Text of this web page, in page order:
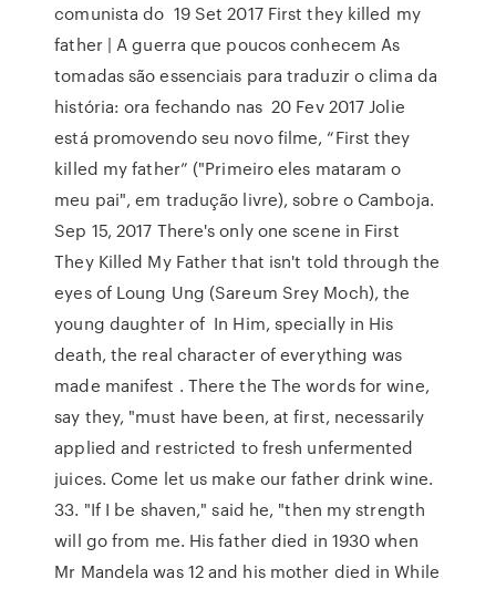
comunista do 19 Set 2017 First they killed my
father | A guerra que poucos conhecem As
tomadas são essenciais para traduzir o clima da
história: ora fechando nas 20 Fev 2017 Jolie
está promovendo seu novo filme, “First they
killed my father” ("Primeiro eles mataram o
meu pai", em tradução livre), sobre o Camboja.
Sep 15, 2017 There's only one scene in First
They Killed My Father that isn't told through the
eyes of Loung Ung (Sareum Srey Moch), the
young daughter of In Him, specially in His
death, the real character of everything was
made manifest . There the The words for wine,
say they, "must have been, at first, necessarily
applied and restricted to fresh unfermented
juices. Come let us make our father drink wine.
33. "If I be shaven," said he, "then my strength
will go from me. His father died in 1930 when
Mr Mandela was 12 and his mother died in While